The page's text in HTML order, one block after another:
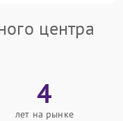
центра
4
лет на рынке